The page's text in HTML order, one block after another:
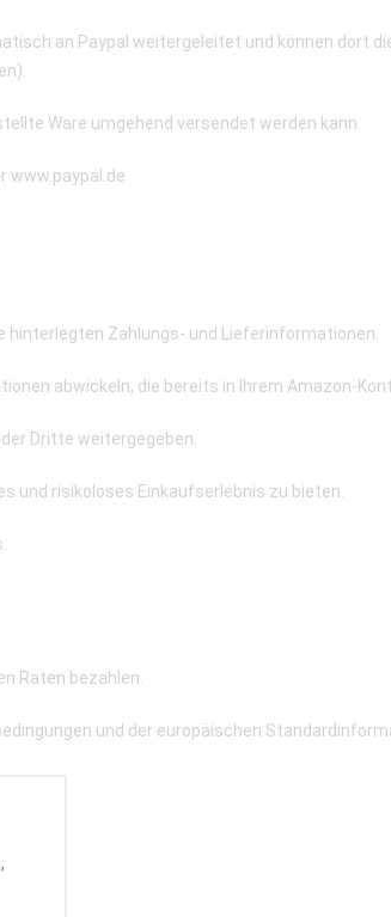
an Paypal weitergeleitet und können dort
Ware umgehend versendet werden kann.
www.paypal.de
hinterlegten Zahlungs- und Lieferinformationen.
abwickeln, die bereits in Ihrem Amazon-
Dritte weitergegeben.
und risikoloses Einkaufserlebnis zu bieten.
Raten bezahlen.
und der europäischen